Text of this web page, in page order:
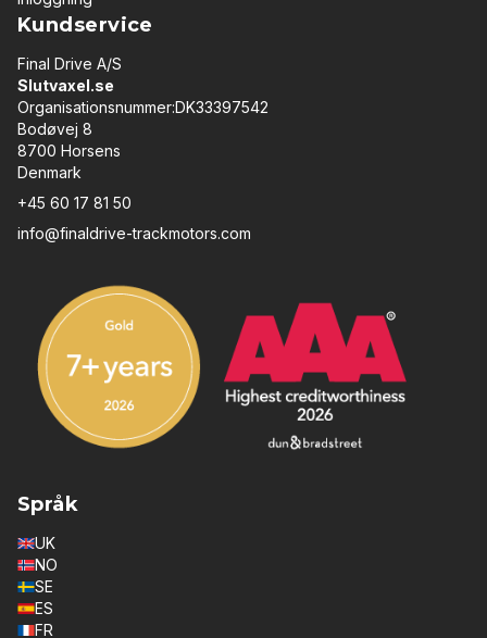
Kundservice
Final Drive A/S
Slutvaxel.se
Organisationsnummer:DK33397542
Bodøvej 8
8700 Horsens
Denmark
+45 60 17 81 50
info@finaldrive-trackmotors.com
Språk
UK
NO
SE
ES
FR